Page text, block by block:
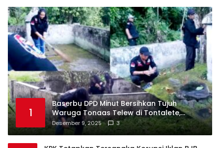
1
Baserbu DPD Minut Bersihkan Tujuh
Waruga Tonaas Telew di Tontalete,
Agenda Rutin Pelestarian Jejak Leluhur
Minahasa
Desember 9, 2025 3